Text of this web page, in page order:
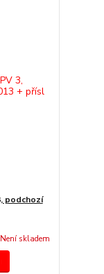
podchozí
Není skladem